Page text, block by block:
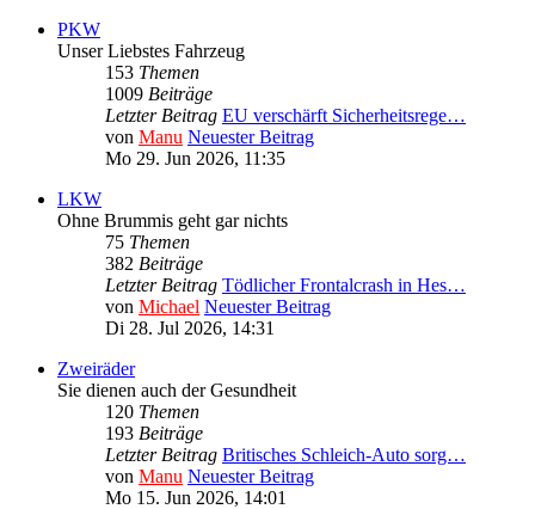
PKW
Unser Liebstes Fahrzeug
153 Themen
1009 Beiträge
Letzter Beitrag EU verschärft Sicherheitsrege…
von Manu Neuester Beitrag
Mo 29. Jun 2026, 11:35
LKW
Ohne Brummis geht gar nichts
75 Themen
382 Beiträge
Letzter Beitrag Tödlicher Frontalcrash in Hes…
von Michael Neuester Beitrag
Di 28. Jul 2026, 14:31
Zweiräder
Sie dienen auch der Gesundheit
120 Themen
193 Beiträge
Letzter Beitrag Britisches Schleich-Auto sorg…
von Manu Neuester Beitrag
Mo 15. Jun 2026, 14:01